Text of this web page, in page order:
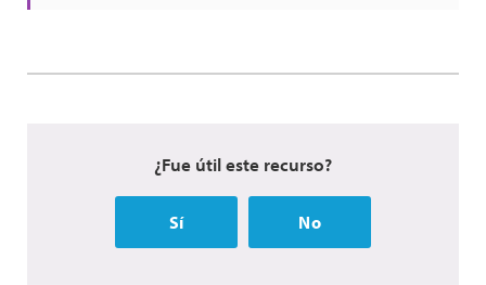
¿Fue útil este recurso?
Sí No